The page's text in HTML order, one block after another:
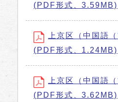
(PDF形式、3.59MB)
上京区（中国語
(PDF形式、1.24MB)
上京区（中国語
(PDF形式、3.62MB)